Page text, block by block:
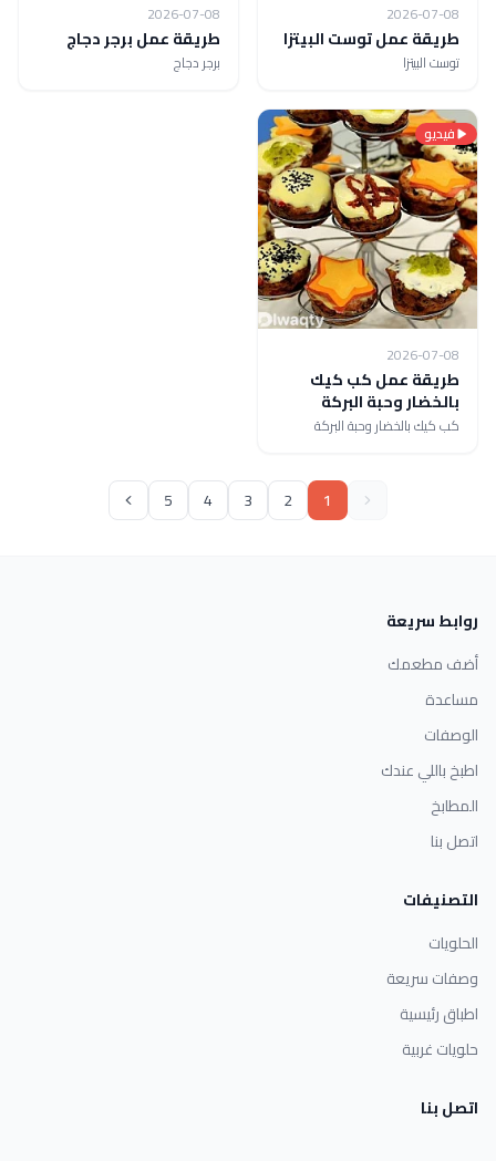
2026-07-08
طريقة عمل توست البيتزا
توست البيتزا
2026-07-08
طريقة عمل برجر دجاج
برجر دجاج
فيديو
2026-07-08
طريقة عمل كب كيك
بالخضار وحبة البركة
كب كيك بالخضار وحبة البركة
1
2
3
4
5
روابط سريعة
أضف مطعمك
مساعدة
الوصفات
اطبخ باللي عندك
المطابخ
اتصل بنا
التصنيفات
الحلويات
وصفات سريعة
اطباق رئيسية
حلويات غربية
اتصل بنا